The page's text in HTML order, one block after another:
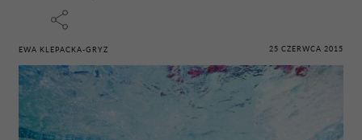
EWA KLEPACKA-GRYZ 25 CZERWCA 2015